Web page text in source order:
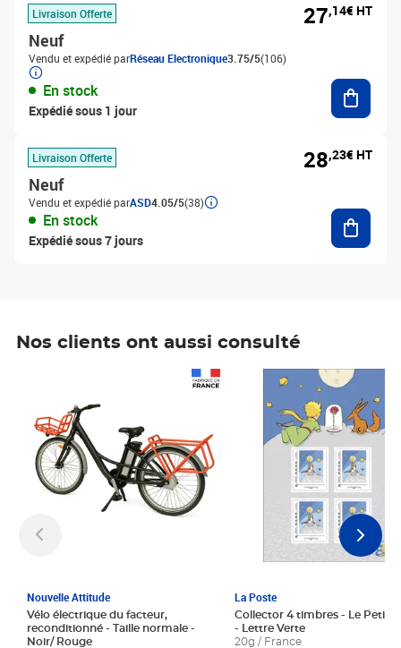
Livraison Offerte
Neuf
Vendu et expédié parRéseau Electronique3.75/5(106)
En stock
Expédié sous 1 jour
27,14€ HT
Livraison Offerte
Neuf
Vendu et expédié parASD4.05/5(38)
En stock
Expédié sous 7 jours
28,23€ HT
Nos clients ont aussi consulté
Nouvelle Attitude
Vélo électrique du facteur,
reconditionné - Taille normale -
Noir/ Rouge
La Poste
Collector 4 timbres - Le Petit
- Lettre Verte
20g / France
Prix 6,25€ HT